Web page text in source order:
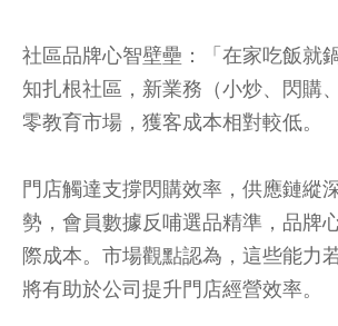
社區品牌心智壁壘：「在家吃飯就
知扎根社區，新業務（小炒、閃購
零教育市場，獲客成本相對較低。
門店觸達支撐閃購效率，供應鏈縱
勢，會員數據反哺選品精準，品牌
際成本。市場觀點認為，這些能力
將有助於公司提升門店經營效率。